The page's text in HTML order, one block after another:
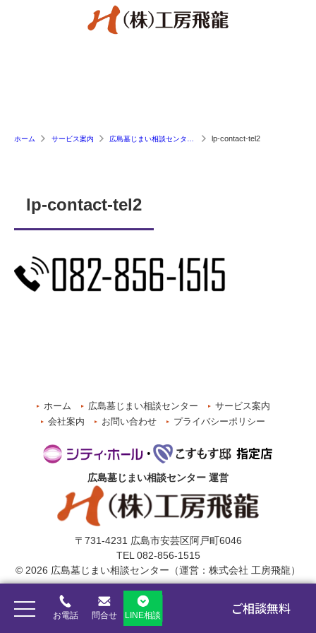
ホーム サービス案内 lp-contact-tel2
lp-contact-tel2
ホーム 広島墓じまい相談センター
サービス案内
会社案内
お問い合わせ プライバシーポリシー
広島墓じまい相談センター 運営
〒731-4231 広島市安芸区阿戸町6046
TEL 082-856-1515
© 2026 広島墓じまい相談センター（運営：株式会社 工房飛龍）
©工房飛龍. All Rights Reserved.
お電話 問合せ LINE相談 ご相談無料